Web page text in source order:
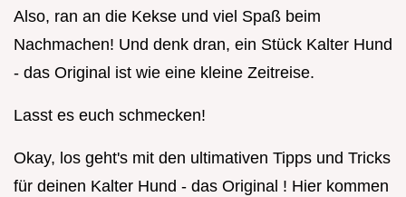
Also, ran an die Kekse und viel Spaß beim
Nachmachen! Und denk dran, ein Stück Kalter Hund
- das Original ist wie eine kleine Zeitreise.
Lasst es euch schmecken!
Okay, los geht's mit den ultimativen Tipps und Tricks
für deinen Kalter Hund - das Original ! Hier kommen